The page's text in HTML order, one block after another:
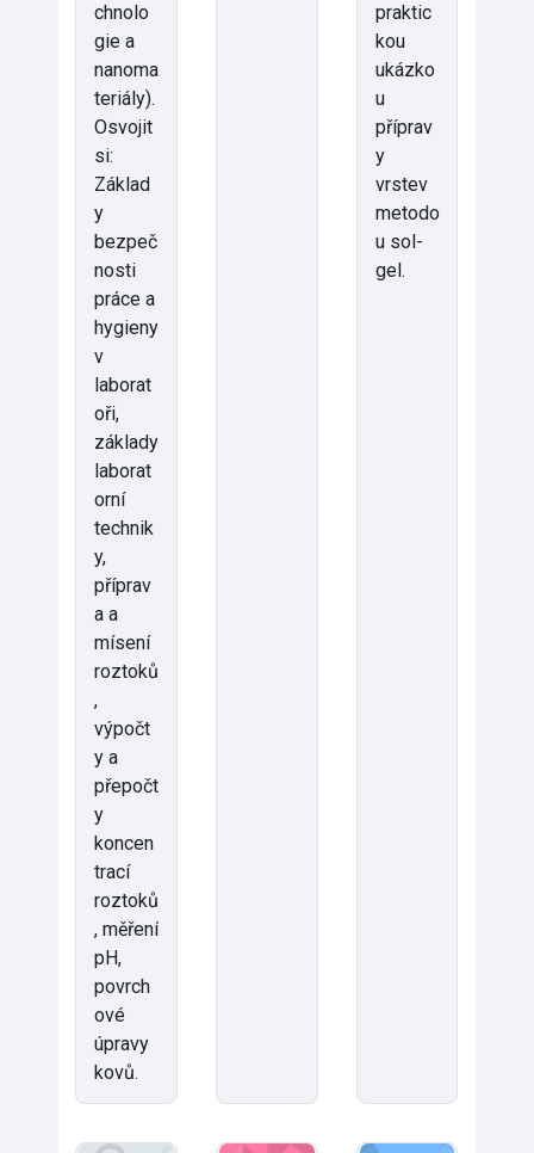
chnolo
gie a
nanoma
teriály).
Osvojit
si:
Základ
y
bezpeč
nosti
práce a
hygieny
v
laborat
oři,
základy
laborat
orní
technik
y,
příprav
a a
mísení
roztoků
,
výpočt
y a
přepočt
y
koncen
trací
roztoků
, měření
pH,
povrch
ové
úpravy
kovů.
praktic
kou
ukázko
u
příprav
y
vrstev
metodo
u sol-
gel.